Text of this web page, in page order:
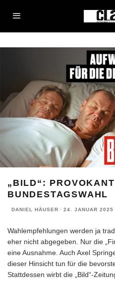
„BILD“:
BUNDESTAGSWAHL
DANIEL HÄUSER · 24. JANUAR 2025
Wahlempfehlungen werden ja
eher nicht abgegeben. Nur die
eine Ausnahme. Auch Axel
dieser Hinsicht tun für die
Stattdessen wirbt die „Bild“-